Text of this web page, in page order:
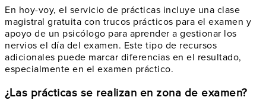
En hoy-voy, el servicio de prácticas incluye una clase
magistral gratuita con trucos prácticos para el examen y
apoyo de un psicólogo para aprender a gestionar los
nervios el día del examen. Este tipo de recursos
adicionales puede marcar diferencias en el resultado,
especialmente en el examen práctico.
¿Las prácticas se realizan en zona de examen?